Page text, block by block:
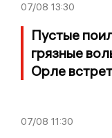
07/08 13:30
Пустые
грязные
Орле
07/08 11:30